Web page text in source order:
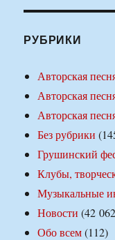
РУБРИКИ
Авторская
Авторская
Авторская
Без рубрики
Грушинский
Клубы,
Музыкальные
Новости (42
Обо всем(112)